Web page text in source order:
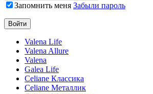
Запомнить меня Забыли пароль
Valena Life
Valena Allure
Valena
Galea Life
Celiane Классика
Celiane Металлик